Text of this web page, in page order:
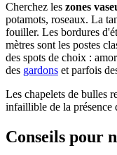
Cherchez les zones
potamots, roseaux. La
fouiller. Les bordures
mètres sont les postes
des spots de choix :
des gardons et parfois
Les chapelets de bulles
infaillible de la présence
Conseils pour